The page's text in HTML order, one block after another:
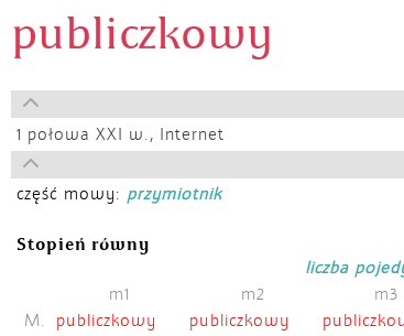
publiczkowy
1 połowa XXI w., Internet
część mowy: przymiotnik
Stopień równy
liczba
m1
m2 m3
M.
publiczkowy publiczkowy